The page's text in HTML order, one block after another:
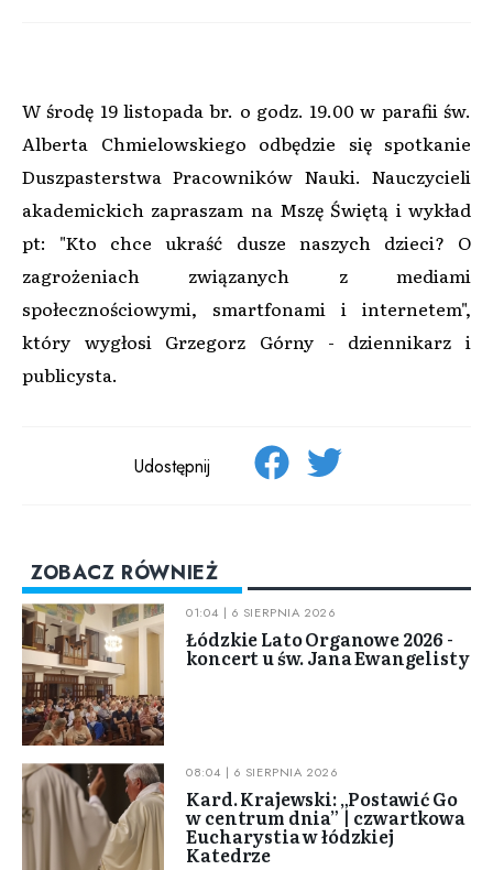
W środę 19 listopada br. o godz. 19.00 w parafii św.
Alberta Chmielowskiego odbędzie się spotkanie
Duszpasterstwa Pracowników Nauki. Nauczycieli
akademickich zapraszam na Mszę Świętą i wykład
pt: "Kto chce ukraść dusze naszych dzieci? O
zagrożeniach związanych z mediami
społecznościowymi, smartfonami i internetem",
który wygłosi Grzegorz Górny - dziennikarz i
publicysta.
Udostępnij
ZOBACZ RÓWNIEŻ
01:04 | 6 SIERPNIA 2026
Łódzkie Lato Organowe 2026 -
koncert u św. Jana Ewangelisty
08:04 | 6 SIERPNIA 2026
Kard. Krajewski: „Postawić Go
w centrum dnia” | czwartkowa
Eucharystia w łódzkiej
Katedrze